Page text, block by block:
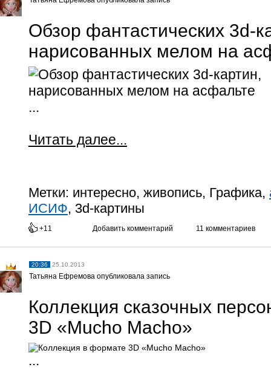
Обзор фантастических 3d-
нарисованных мелом на
...
Читать далее...
Метки: интересно, живопись, Графика,
ИСИФ, 3d-картины
+11 Добавить комментарий 11 комментариев
20:36 25.10.2013
Татьяна Ефремова опубликовала запись
Коллекция сказочных
3D «Mucho Macho»
...